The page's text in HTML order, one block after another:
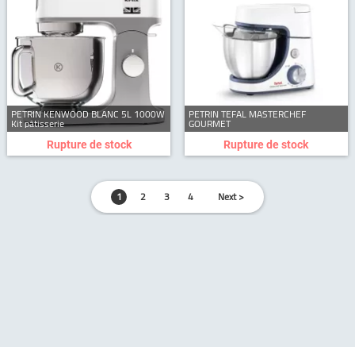
PETRIN KENWOOD BLANC 5L 1000W
Kit pâtisserie
Rupture de stock
PETRIN TEFAL MASTERCHEF
GOURMET
Rupture de stock
1 2 3 4 Next >